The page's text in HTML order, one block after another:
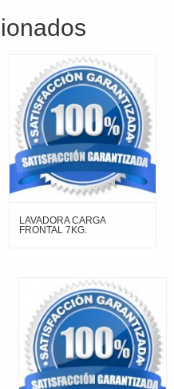
LAVADORA CARGA
FRONTAL 7KG.